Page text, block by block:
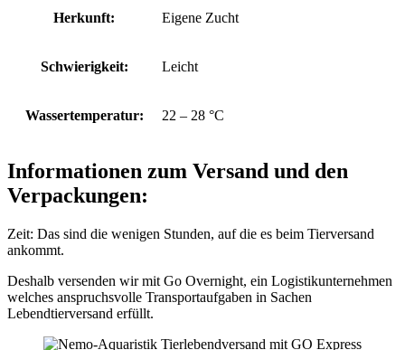
Herkunft: Eigene Zucht
Schwierigkeit: Leicht
Wassertemperatur: 22 – 28 °C
Informationen zum Versand und den
Verpackungen:
Zeit: Das sind die wenigen Stunden, auf die es beim Tierversand
ankommt.
Deshalb versenden wir mit Go Overnight, ein Logistikunternehmen
welches anspruchsvolle Transportaufgaben in Sachen
Lebendtierversand erfüllt.